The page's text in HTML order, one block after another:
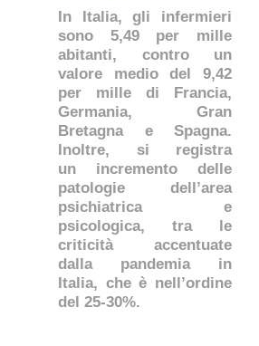
In Italia, gli infermieri
sono 5,49 per mille
abitanti, contro un
valore medio del 9,42
per mille di Francia,
Germania, Gran
Bretagna e Spagna.
Inoltre, si registra
un incremento delle
patologie dell’area
psichiatrica e
psicologica, tra le
criticità accentuate
dalla pandemia in
Italia, che è nell’ordine
del 25-30%.